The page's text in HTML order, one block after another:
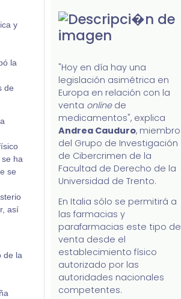
y
la
de
ha
se
así
de la
"Hoy en día hay una
legislación asimétrica en
Europa en relación con la
venta onlinede
medicamentos", explica
Andrea Cauduro, miembro
del Grupo de Investigación
de Cibercrimen de la
Facultad de Derecho de la
Universidad de Trento.
En Italia sólo se permitirá a
las farmacias y
parafarmacias este tipo de
venta desde el
establecimiento físico
autorizado por las
autoridades nacionales
competentes.